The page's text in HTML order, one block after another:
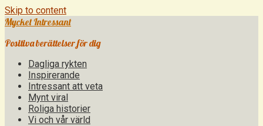
Skip to content
Mycket Intressant
Positiva berättelser för dig
Dagliga rykten
Inspirerande
Intressant att veta
Mynt viral
Roliga historier
Vi och vår värld